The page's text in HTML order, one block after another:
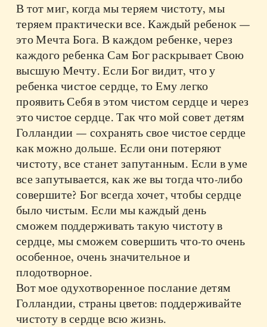
В тот миг, когда мы теряем чистоту, мы
теряем практически все. Каждый ребенок —
это Мечта Бога. В каждом ребенке, через
каждого ребенка Сам Бог раскрывает Свою
высшую Мечту. Если Бог видит, что у
ребенка чистое сердце, то Ему легко
проявить Себя в этом чистом сердце и через
это чистое сердце. Так что мой совет детям
Голландии — сохранять свое чистое сердце
как можно дольше. Если они потеряют
чистоту, все станет запутанным. Если в уме
все запутывается, как же вы тогда что-либо
совершите? Бог всегда хочет, чтобы сердце
было чистым. Если мы каждый день
сможем поддерживать такую чистоту в
сердце, мы сможем совершить что-то очень
особенное, очень значительное и
плодотворное.
Вот мое одухотворенное послание детям
Голландии, страны цветов: поддерживайте
чистоту в сердце всю жизнь.